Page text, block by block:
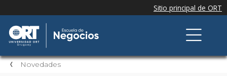
Novedades